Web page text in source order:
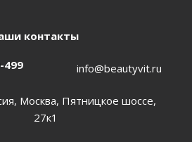
контакты
499 info@beautyvit.ru
Москва, Пятницкое шоссе,
27к1